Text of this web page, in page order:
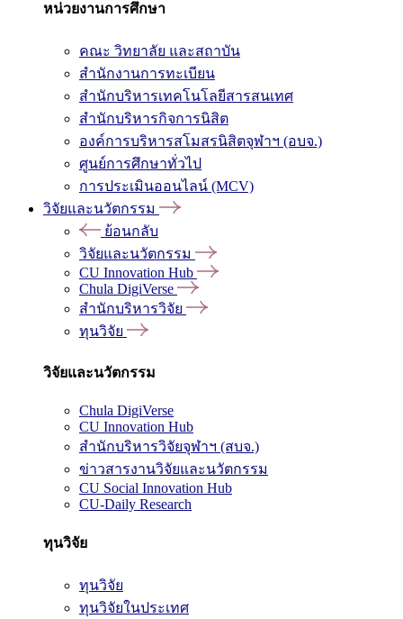
หน่วยงานการศึกษา
คณะ วิทยาลัย และสถาบัน
สำนักงานการทะเบียน
สำนักบริหารเทคโนโลยีสารสนเทศ
สำนักบริหารกิจการนิสิต
องค์การบริหารสโมสรนิสิตจุฬาฯ (อบจ.)
ศูนย์การศึกษาทั่วไป
การประเมินออนไลน์ (MCV)
วิจัยและนวัตกรรม
ย้อนกลับ
วิจัยและนวัตกรรม
CU Innovation Hub
Chula DigiVerse
สำนักบริหารวิจัย
ทุนวิจัย
วิจัยและนวัตกรรม
Chula DigiVerse
CU Innovation Hub
สำนักบริหารวิจัยจุฬาฯ (สบจ.)
ข่าวสารงานวิจัยและนวัตกรรม
CU Social Innovation Hub
CU-Daily Research
ทุนวิจัย
ทุนวิจัย
ทุนวิจัยในประเทศ